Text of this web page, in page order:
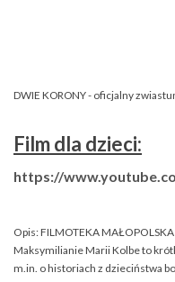
DWIE KORONY - oficjalny
Film dla dzieci:
https://
Opis: FILMOTEKA MAŁOPOLSKA
Maksymilianie Marii Kolbe to
m.in. o historiach z dzieciństwa